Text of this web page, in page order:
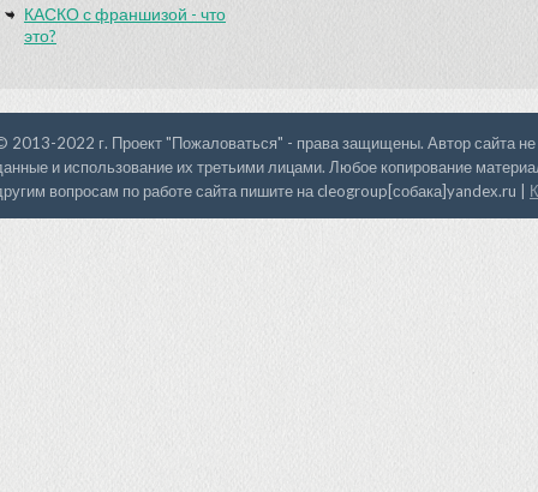
КАСКО с франшизой - что
это?
2013-2022 г. Проект "Пожаловаться" - права защищены. Автор сайта не
и использование их третьими лицами. Любое копирование
вопросам по работе сайта пишите на cleogroup[собака]yandex.ru |